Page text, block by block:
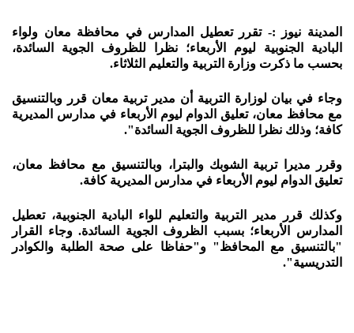
المدينة نيوز :- تقرر تعطيل المدارس في محافظة معان ولواء
البادية الجنوبية ليوم الأربعاء؛ نظرا للظروف الجوية السائدة،
بحسب ما ذكرت وزارة التربية والتعليم الثلاثاء.
وجاء في بيان لوزارة التربية أن مدير تربية معان قرر وبالتنسيق
مع محافظ معان، تعليق الدوام ليوم الأربعاء في مدارس المديرية
كافة؛ وذلك نظرا للظروف الجوية السائدة".
وقرر مديرا تربية الشوبك والبترا، وبالتنسيق مع محافظ معان،
تعليق الدوام ليوم الأربعاء في مدارس المديرية كافة.
وكذلك قرر مدير التربية والتعليم للواء البادية الجنوبية، تعطيل
المدارس الأربعاء؛ بسبب الظروف الجوية السائدة. وجاء القرار
"بالتنسيق مع المحافظ" و"حفاظا على صحة الطلبة والكوادر
التدريسية".